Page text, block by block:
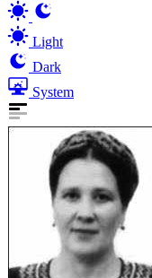
Light
Dark
System